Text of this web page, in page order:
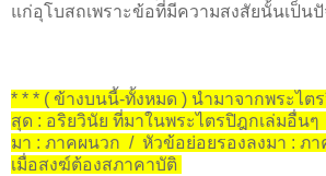
แก่อุโบสถเพราะข้อที่มีความสงสัยนั้นเป็นปั
* * * ( ข้างบนนี้-ทั้งหมด ) นำมาจากพระไ
สุด : อริยวินัย ที่มาในพระไตรปิฎกเล่มอื่น
มา : ภาคผนวก / หัวข้อย่อยรองลงมา : ภา
เมื่อสงฆ์ต้องสภาคาบัติ